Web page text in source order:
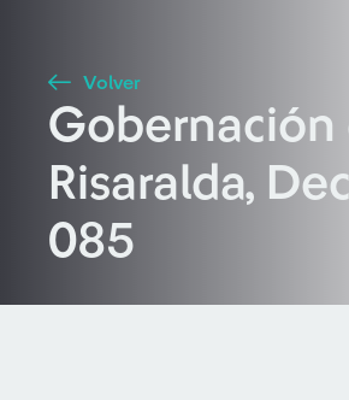
Buscar
Volver
Gobernación
Risaralda,
085